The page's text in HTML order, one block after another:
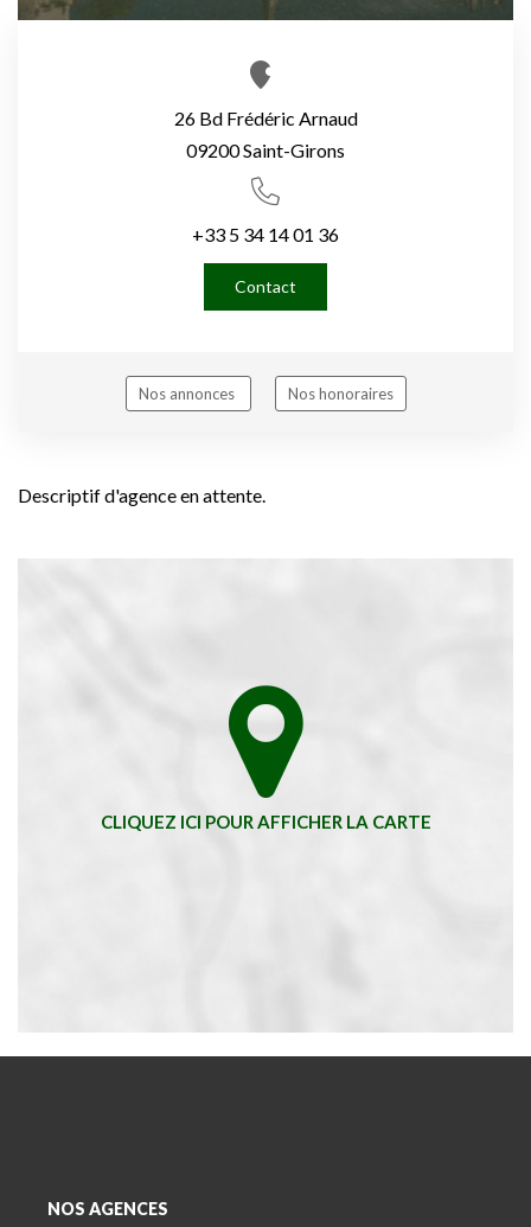
26 Bd Frédéric Arnaud
09200 Saint-Girons
+33 5 34 14 01 36
Contact
Nos annonces Nos honoraires
Descriptif d'agence en attente.
NOS AGENCES